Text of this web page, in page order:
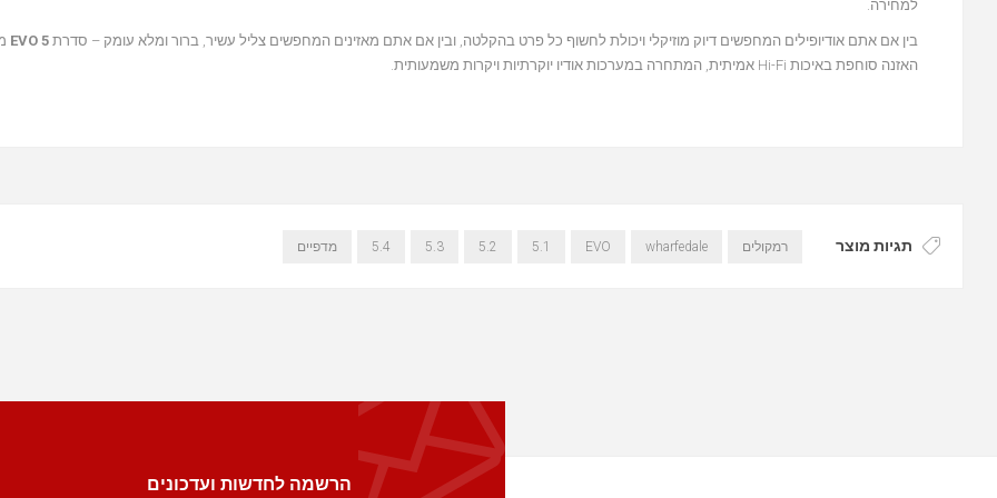
למחירה.
בין אם אתם אודיופילים המחפשים דיוק מוזיקלי ויכולת לחשוף כל פרט בהקלטה, ובין אם אתם מאזינים המחפשים צליל עשיר, ברור ומלא עומק – סדרת EVO 5
האזנה סוחפת באיכות Hi-Fi אמיתית, המתחרה במערכות אודיו יוקרתיות ויקרות משמעותית.
תגיות מוצר רמקולים wharfedale
EVO
5.1
5.2
5.3
5.4 מדפיים
הרשמה לחדשות ועדכונים